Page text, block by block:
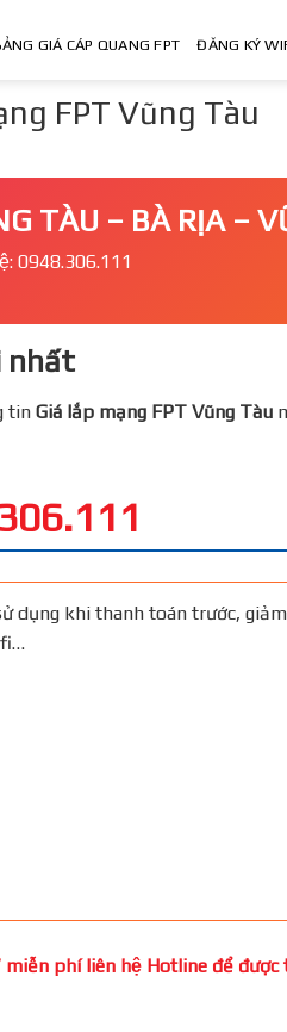
GIÁ CÁP QUANG FPT ĐĂNG KÝ
FPT Vũng Tàu
TÀU – BÀ RỊA –
0948.306.111
nhất
tin Giá lắp mạng FPT Vũng Tàu
dụng khi thanh toán trước,
phí liên hệ Hotline để được